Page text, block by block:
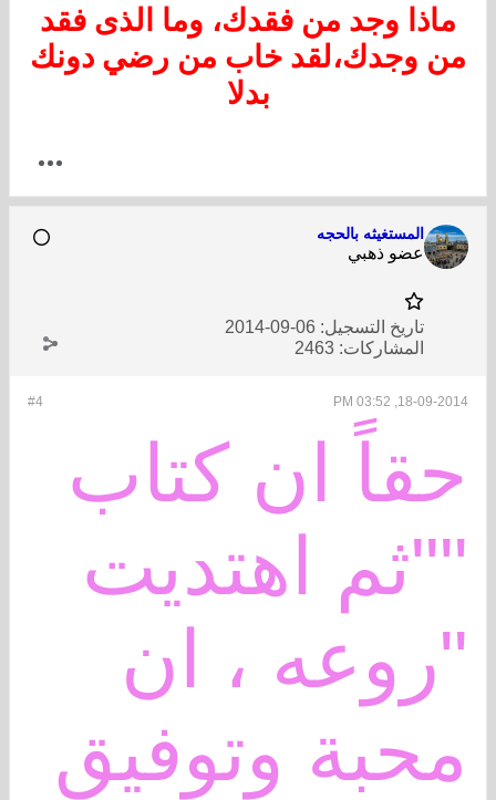
ماذا وجد من فقدك، وما الذى فقد
من وجدك،لقد خاب من رضي دونك
بدلا
المستغيثه بالحجه
عضو ذهبي
تاريخ التسجيل: 06-09-2014
المشاركات: 2463
#4 18-09-2014, 03:52 PM
حقاً ان كتاب
""ثم اهتديت
"روعه ، ان
محبة وتوفيق